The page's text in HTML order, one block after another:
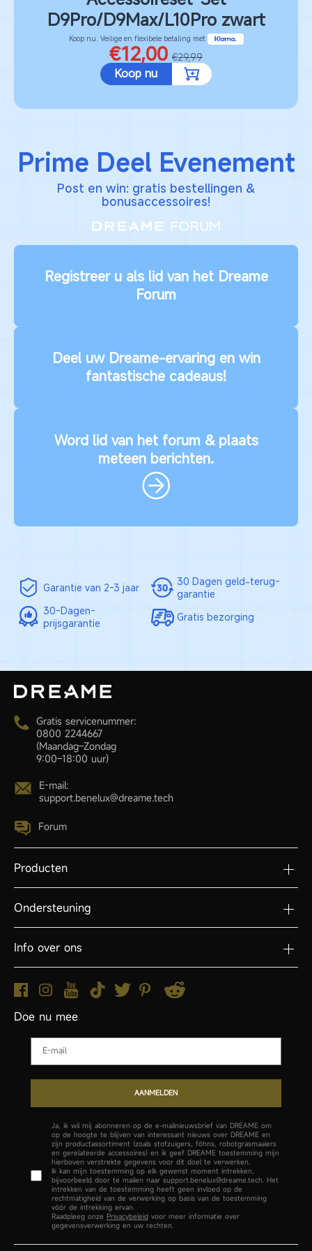
D9Pro/D9Max/L10Pro zwart
Koop nu. Veilige en flexibele betaling met
€12,00 €29,99
Koop nu
Prime Deel Evenement
Post en win: gratis bestellingen &
bonusaccessoires!
Registreer u als lid van het Dreame
Forum
Deel uw Dreame-ervaring en win
fantastische cadeaus!
Word lid van het forum & plaats
meteen berichten.
Garantie van 2-3 jaar
30 Dagen geld-terug-
garantie
30-Dagen-
prijsgarantie
Gratis bezorging
Gratis servicenummer:
0800 2244667
(Maandag–Zondag
9:00–18:00 uur)
E-mail:
support.benelux@dreame.tech
Forum
Producten
Ondersteuning
Info over ons
Doe nu mee
Email
AANMELDEN
Ja, ik wil mij abonneren op de e-mailnieuwsbrief van DREAME om
op de hoogte te blijven van interessant nieuws over DREAME en
zijn productassortiment (zoals stofzuigers, föhns, robotgrasmaaiers
en gerelateerde accessoires) en ik geef DREAME toestemming mijn
hierboven verstrekte gegevens voor dit doel te verwerken.
Ik kan mijn toestemming op elk gewenst moment intrekken,
bijvoorbeeld door te mailen naar support.benelux@dreame.tech. Het
intrekken van de toestemming heeft geen invloed op de
rechtmatigheid van de verwerking op basis van de toestemming
vóór de intrekking ervan.
Raadpleeg onze Privacybeleid voor meer informatie over
gegevensverwerking en uw rechten.